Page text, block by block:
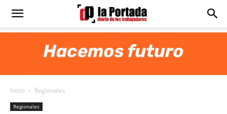
Diario
Portada
Inicio Regionales
Regionales